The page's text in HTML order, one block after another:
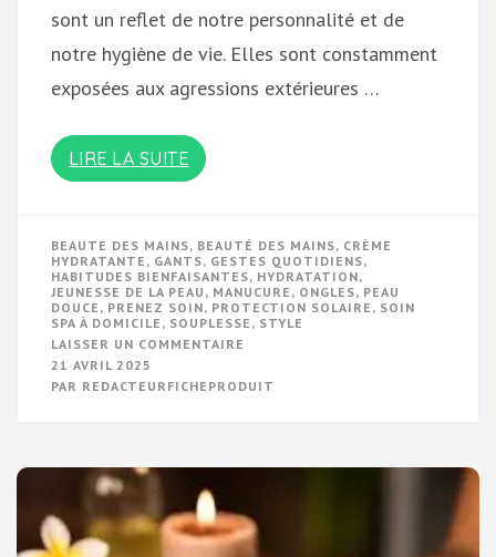
sont un reflet de notre personnalité et de
notre hygiène de vie. Elles sont constamment
exposées aux agressions extérieures …
LIRE LA SUITE
BEAUTE DES MAINS, BEAUTÉ DES MAINS, CRÈME
HYDRATANTE , GANTS, GESTES QUOTIDIENS,
HABITUDES BIENFAISANTES, HYDRATATION,
JEUNESSE DE LA PEAU , MANUCURE , ONGLES, PEAU
DOUCE , PRENEZ SOIN, PROTECTION SOLAIRE , SOIN
SPA À DOMICILE , SOUPLESSE , STYLE
LAISSER UN COMMENTAIRE
BEAUTÉ
21 AVRIL 2025
PAR REDACTEURFICHEPRODUIT